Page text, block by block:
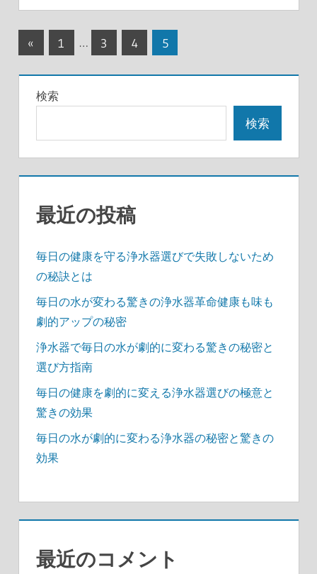
投
稿
の
ー
ジ
送
«
事
1 … 3 4 5
検索
検索
最近の投稿
毎日の健康を守る浄水器選びで失敗しないため
の秘訣とは
毎日の水が変わる驚きの浄水器革命健康も味も
劇的アップの秘密
浄水器で毎日の水が劇的に変わる驚きの秘密と
選び方指南
毎日の健康を劇的に変える浄水器選びの極意と
驚きの効果
毎日の水が劇的に変わる浄水器の秘密と驚きの
効果
最近のコメント